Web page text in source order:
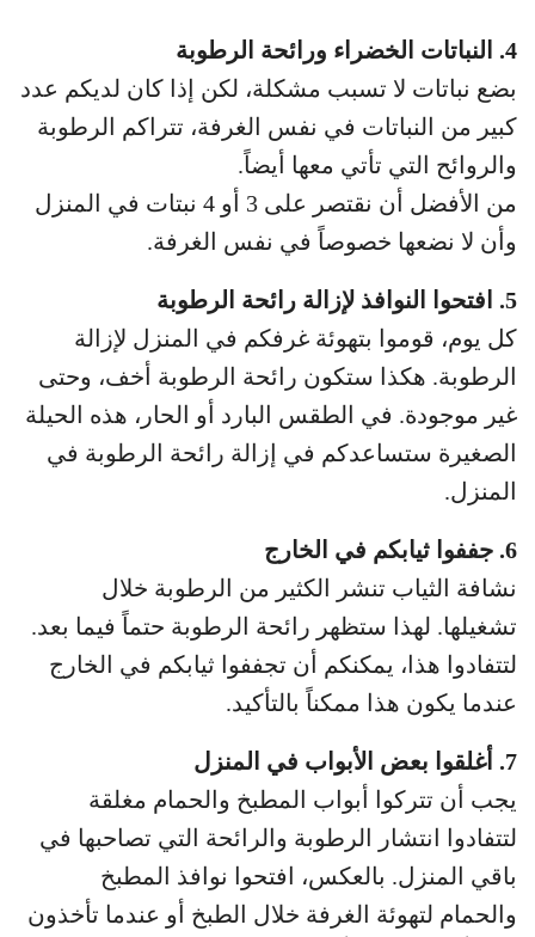
4. النباتات الخضراء ورائحة الرطوبة
بضع نباتات لا تسبب مشكلة، لكن إذا كان لديكم عدد
كبير من النباتات في نفس الغرفة، تتراكم الرطوبة
والروائح التي تأتي معها أيضاً.
من الأفضل أن نقتصر على 3 أو 4 نبتات في المنزل
وأن لا نضعها خصوصاً في نفس الغرفة.
5. افتحوا النوافذ لإزالة رائحة الرطوبة
كل يوم، قوموا بتهوئة غرفكم في المنزل لإزالة
الرطوبة. هكذا ستكون رائحة الرطوبة أخف، وحتى
غير موجودة. في الطقس البارد أو الحار، هذه الحيلة
الصغيرة ستساعدكم في إزالة رائحة الرطوبة في
المنزل.
6. جففوا ثيابكم في الخارج
نشافة الثياب تنشر الكثير من الرطوبة خلال
تشغيلها. لهذا ستظهر رائحة الرطوبة حتماً فيما بعد.
لتتفادوا هذا، يمكنكم أن تجففوا ثيابكم في الخارج
عندما يكون هذا ممكناً بالتأكيد.
7. أغلقوا بعض الأبواب في المنزل
يجب أن تتركوا أبواب المطبخ والحمام مغلقة
لتتفادوا انتشار الرطوبة والرائحة التي تصاحبها في
باقي المنزل. بالعكس، افتحوا نوافذ المطبخ
والحمام لتهوئة الغرفة خلال الطبخ أو عندما تأخذون